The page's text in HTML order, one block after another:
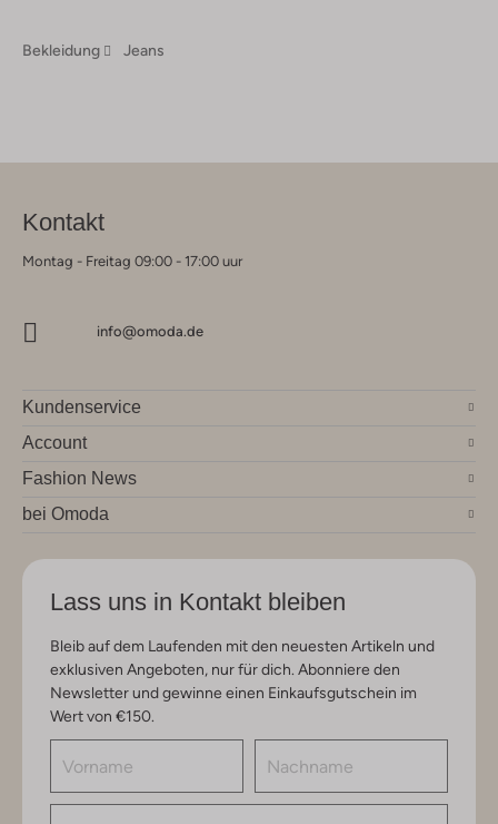
Bekleidung Jeans
Kontakt
Montag - Freitag 09:00 - 17:00 uur
info@omoda.de
Kundenservice
Account
Fashion News
bei Omoda
Lass uns in Kontakt bleiben
Bleib auf dem Laufenden mit den neuesten Artikeln und
exklusiven Angeboten, nur für dich. Abonniere den
Newsletter und gewinne einen Einkaufsgutschein im
Wert von €150.